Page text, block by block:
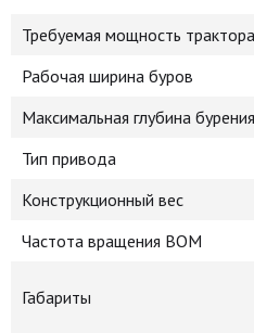
Требуемая мощность трактора
Рабочая ширина буров
Максимальная глубина бурения
Тип привода
Конструкционный вес
Частота вращения ВОМ
Габариты